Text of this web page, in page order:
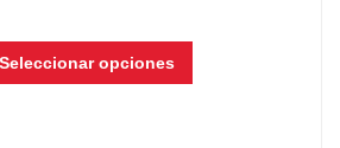
Seleccionar opciones